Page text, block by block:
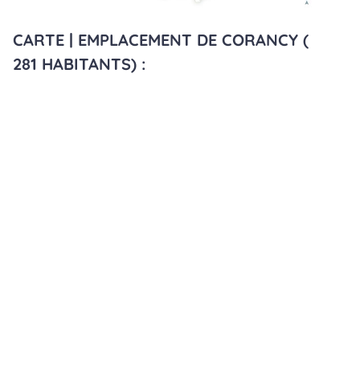
CARTE | EMPLACEMENT DE CORANCY (
281 HABITANTS) :